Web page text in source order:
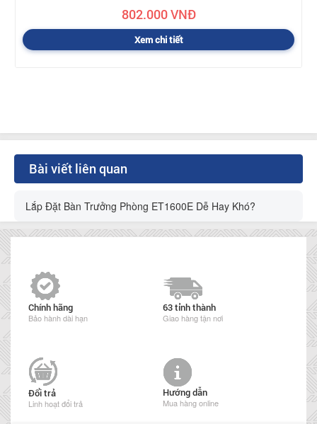
802.000 VNĐ
Xem chi tiết
Bài viết liên quan
Lắp Đặt Bàn Trưởng Phòng ET1600E Dễ Hay Khó?
Chính hãng
Bảo hành dài hạn
63 tỉnh thành
Giao hàng tận nơi
Đổi trả
Linh hoạt đổi trả
Hướng dẫn
Mua hàng online